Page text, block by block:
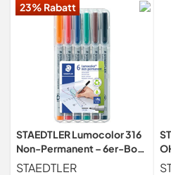
23% Rabatt
STAEDTLER Lumocolor 316
Non-Permanent – 6er-Box,
F, 0,6 mm
STAEDTLER